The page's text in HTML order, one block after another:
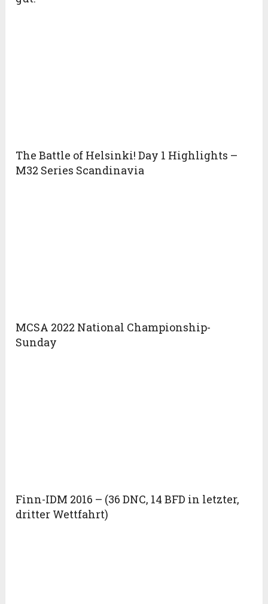
The Battle of Helsinki! Day 1 Highlights –
M32 Series Scandinavia
MCSA 2022 National Championship-
Sunday
Finn-IDM 2016 – (36 DNC, 14 BFD in letzter,
dritter Wettfahrt)